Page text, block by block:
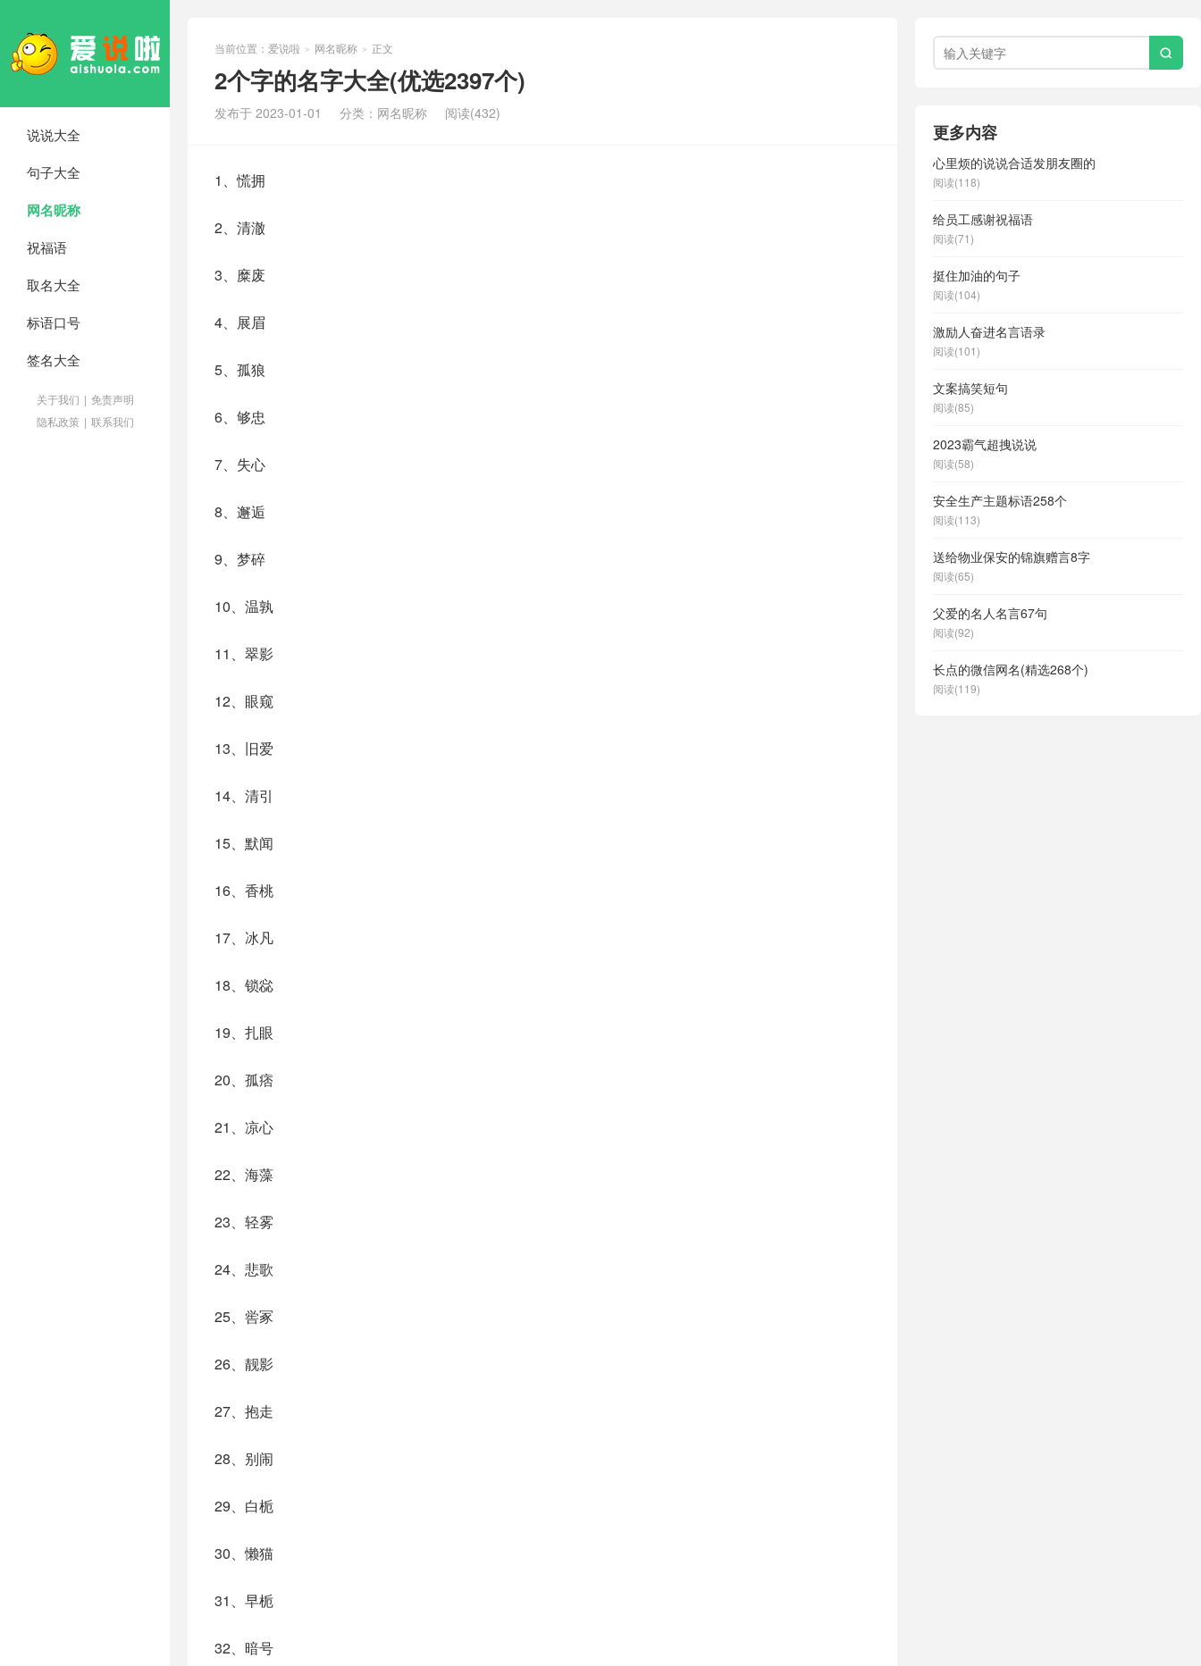
说说大全
句子大全
网名昵称
祝福语
取名大全
标语口号
签名大全
关于我们 | 免责声明
隐私政策 | 联系我们
当前位置： 爱说啦 > 网名昵称 > 正文
2个字的名字大全(优选2397个)
发布于 2023-01-01 分类： 网名昵称 阅读(432)
1、慌拥
2、清澈
3、糜废
4、展眉
5、孤狼
6、够忠
7、失心
8、邂逅
9、梦碎
10、温孰
11、翠影
12、眼窥
13、旧爱
14、清引
15、默闻
16、香桃
17、冰凡
18、锁惢
19、扎眼
20、孤痞
21、凉心
22、海藻
23、轻雾
24、悲歌
25、喾冢
26、靓影
27、抱走
28、别闹
29、白栀
30、懒猫
31、早栀
32、暗号

更多内容
心里烦的说说合适发朋友圈的
阅读(118)
给员工感谢祝福语
阅读(71)
挺住加油的句子
阅读(104)
激励人奋进名言语录
阅读(101)
文案搞笑短句
阅读(85)
2023霸气超拽说说
阅读(58)
安全生产主题标语258个
阅读(113)
送给物业保安的锦旗赠言8字
阅读(65)
父爱的名人名言67句
阅读(92)
长点的微信网名(精选268个)
阅读(119)